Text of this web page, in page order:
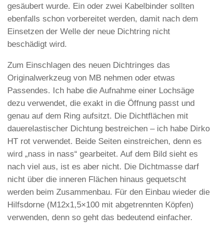
gesäubert wurde. Ein oder zwei Kabelbinder sollten
ebenfalls schon vorbereitet werden, damit nach dem
Einsetzen der Welle der neue Dichtring nicht
beschädigt wird.
Zum Einschlagen des neuen Dichtringes das
Originalwerkzeug von MB nehmen oder etwas
Passendes. Ich habe die Aufnahme einer Lochsäge
dezu verwendet, die exakt in die Öffnung passt und
genau auf dem Ring aufsitzt. Die Dichtflächen mit
dauerelastischer Dichtung bestreichen – ich habe Dirko
HT rot verwendet. Beide Seiten einstreichen, denn es
wird „nass in nass“ gearbeitet. Auf dem Bild sieht es
nach viel aus, ist es aber nicht. Die Dichtmasse darf
nicht über die inneren Flächen hinaus gequetscht
werden beim Zusammenbau. Für den Einbau wieder die
Hilfsdorne (M12x1,5×100 mit abgetrennten Köpfen)
verwenden, denn so geht das bedeutend einfacher.